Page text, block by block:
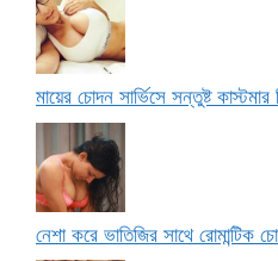
মায়ের চোদন সার্ভিসে সন্তুষ্ট
নেশা করে ভাতিজির সাথে রোমান্টিক